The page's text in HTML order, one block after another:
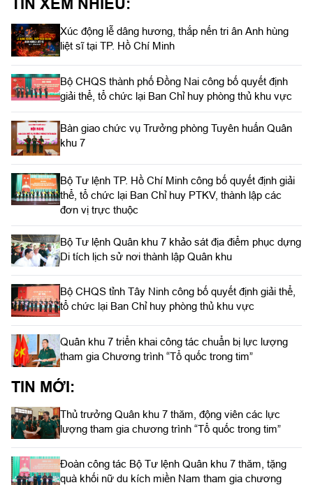
Xúc động lễ dâng hương, thắp nến tri ân Anh hùng
liệt sĩ tại TP. Hồ Chí Minh
Bộ CHQS thành phố Đồng Nai công bố quyết định
giải thể, tổ chức lại Ban Chỉ huy phòng thủ khu vực
Bàn giao chức vụ Trưởng phòng Tuyên huấn Quân
khu 7
Bộ Tư lệnh TP. Hồ Chí Minh công bố quyết định giải
thể, tổ chức lại Ban Chỉ huy PTKV, thành lập các
đơn vị trực thuộc
Bộ Tư lệnh Quân khu 7 khảo sát địa điểm phục dựng
Di tích lịch sử nơi thành lập Quân khu
Bộ CHQS tỉnh Tây Ninh công bố quyết định giải thể,
tổ chức lại Ban Chỉ huy phòng thủ khu vực
Quân khu 7 triển khai công tác chuẩn bị lực lượng
tham gia Chương trình “Tổ quốc trong tim”
TIN MỚI:
Thủ trưởng Quân khu 7 thăm, động viên các lực
lượng tham gia chương trình “Tổ quốc trong tim”
Đoàn công tác Bộ Tư lệnh Quân khu 7 thăm, tặng
quà khối nữ du kích miền Nam tham gia chương